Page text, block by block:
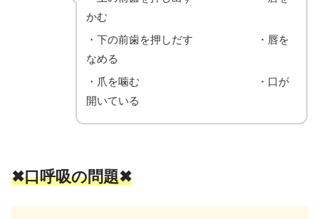
かむ
・下の前歯を押しだす ・唇を
なめる
・爪を噛む ・口が
開いている
✖口呼吸の問題✖